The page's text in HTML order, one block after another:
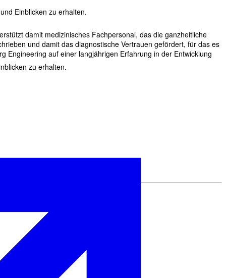
Einblicken zu erhalten.
zu erhalten.
damit medizinisches Fachpersonal, das die ganzheitliche
und damit das diagnostische Vertrauen gefördert, für das es
Engineering auf einer langjährigen Erfahrung in der Entwicklung